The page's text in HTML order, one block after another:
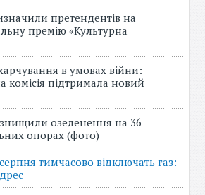
претендентів на
премію «Культурна
в умовах війни:
комісія підтримала новий
озеленення на 36
опорах (фото)
тимчасово відключать газ: